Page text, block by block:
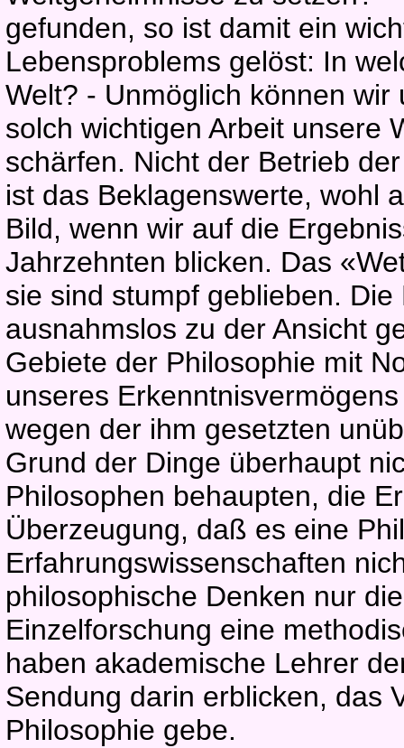
gefunden, so ist damit ein
Lebensproblems gelöst: In
Welt? - Unmöglich können
solch wichtigen Arbeit unsere
schärfen. Nicht der Betrieb
ist das Beklagenswerte, wohl
Bild, wenn wir auf die
Jahrzehnten blicken. Das
sie sind stumpf geblieben.
ausnahmslos zu der Ansicht
Gebiete der Philosophie mit
unseres
wegen der ihm gesetzten
Grund der Dinge überhaupt
Philosophen behaupten, die
Überzeugung, daß es eine
Erfahrungswissenschaften
philosophische Denken nur
Einzelforschung eine
haben akademische Lehrer
Sendung darin erblicken, das
Philosophie gebe.